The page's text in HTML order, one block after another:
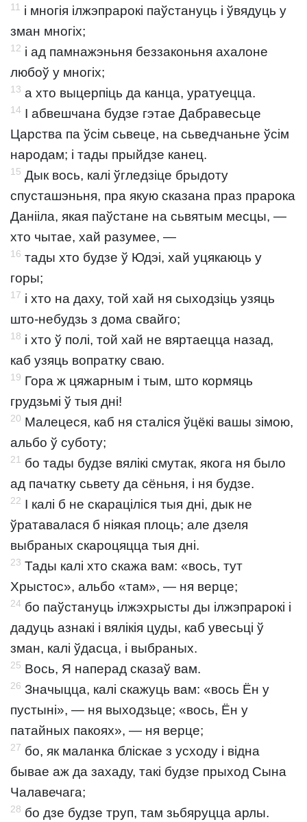
11 і многія ілжэпрарокі паўстануць і ўвядуць у
зман многіх;
12 і ад памнажэньня беззаконьня ахалоне
любоў у многіх;
13 а хто выцерпіць да канца, уратуецца.
14 І абвешчана будзе гэтае Дабравесьце
Царства па ўсім сьвеце, на сьведчаньне ўсім
народам; і тады прыйдзе канец.
15 Дык вось, калі ўгледзіце брыдоту
спусташэньня, пра якую сказана праз прарока
Данііла, якая паўстане на сьвятым месцы, —
хто чытае, хай разумее, —
16 тады хто будзе ў Юдэі, хай уцякаюць у
горы;
17 і хто на даху, той хай ня сыходзіць узяць
што-небудзь з дома свайго;
18 і хто ў полі, той хай не вяртаецца назад,
каб узяць вопратку сваю.
19 Гора ж цяжарным і тым, што кормяць
грудзьмі ў тыя дні!
20 Малецеся, каб ня сталіся ўцёкі вашы зімою,
альбо ў суботу;
21 бо тады будзе вялікі смутак, якога ня было
ад пачатку сьвету да сёньня, і ня будзе.
22 І калі б не скараціліся тыя дні, дык не
ўратавалася б ніякая плоць; але дзеля
выбраных скароцяцца тыя дні.
23 Тады калі хто скажа вам: «вось, тут
Хрыстос», альбо «там», — ня верце;
24 бо паўстануць ілжэхрысты ды ілжэпрарокі і
дадуць азнакі і вялікія цуды, каб увесьці ў
зман, калі ўдасца, і выбраных.
25 Вось, Я наперад сказаў вам.
26 Значыцца, калі скажуць вам: «вось Ён у
пустыні», — ня выходзьце; «вось, Ён у
патайных пакоях», — ня верце;
27 бо, як маланка бліскае з усходу і відна
бывае аж да захаду, такі будзе прыход Сына
Чалавечага;
28 бо дзе будзе труп, там зьбяруцца арлы.